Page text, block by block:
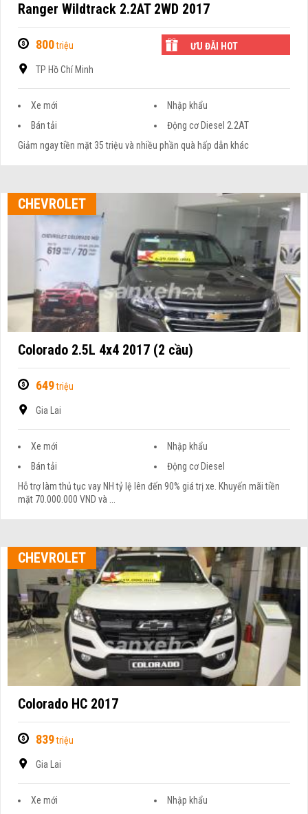
Ranger Wildtrack 2.2AT 2WD 2017
800triệu ƯU ĐÃI HOT
TP Hồ Chí Minh
Xe mới
Nhập khẩu
Bán tải
Động cơ Diesel 2.2AT
Giảm ngay tiền mặt 35 triệu và nhiều phần quà hấp dẫn khác
CHEVROLET
Colorado 2.5L 4x4 2017 (2 cầu)
649triệu
Gia Lai
Xe mới
Nhập khẩu
Bán tải
Động cơ Diesel
Hỗ trợ làm thủ tục vay NH tỷ lệ lên đến 90% giá trị xe. Khuyến mãi tiền
mặt 70.000.000 VND và ...
CHEVROLET
Colorado HC 2017
839triệu
Gia Lai
Xe mới
Nhập khẩu